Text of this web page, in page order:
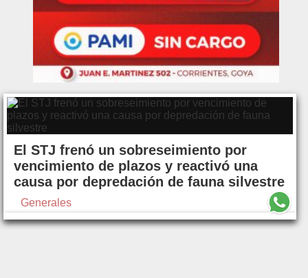
El STJ frenó un sobreseimiento por
vencimiento de plazos y reactivó una
causa por depredación de fauna silvestre
Generales